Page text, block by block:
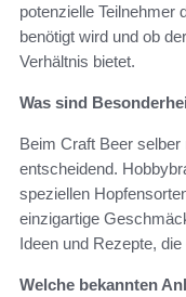
potenzielle Teilnehmer
benötigt wird und ob
Verhältnis bietet.
Was sind
Beim Craft Beer
entscheidend.
speziellen
einzigartige
Ideen und Rezepte,
Welche bekannten